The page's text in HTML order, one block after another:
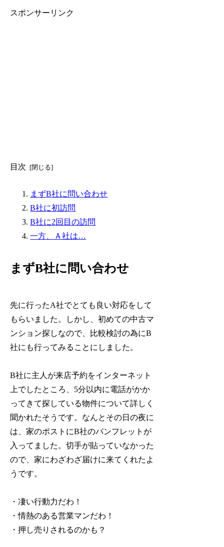
スポンサーリンク
目次
まずB社に問い合わせ
B社に初訪問
B社に2回目の訪問
一方、Ａ社は…
まずB社に問い合わせ
先に行ったA社でとても良い対応をして
もらいました。しかし、初めての中古マ
ンション探しなので、比較検討の為にB
社にも行ってみることにしました。
B社に主人が来店予約をインターネット
上でしたところ、5分以内に電話がかか
ってきて探している物件について詳しく
聞かれたそうです。なんとその日の夜に
は、家のポストにB社のパンフレットが
入ってました。切手が貼っていなかった
ので、家にわざわざ届けに来てくれたよ
うです。
・凄い行動力だわ！
・情熱のある営業マンだわ！
・押し売りされるのかも？